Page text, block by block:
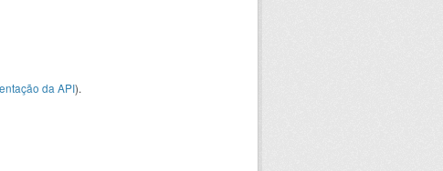
da API).